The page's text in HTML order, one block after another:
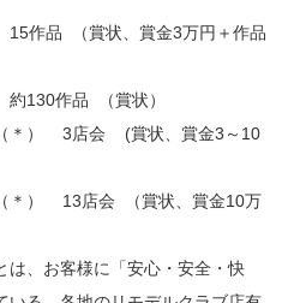
（賞状、賞金3万円＋作品
作品 （賞状）
＊） 3店会 (賞状、賞金3～10
＊） 13店会 （賞状、賞金10万
は、お客様に「安心・安全・快